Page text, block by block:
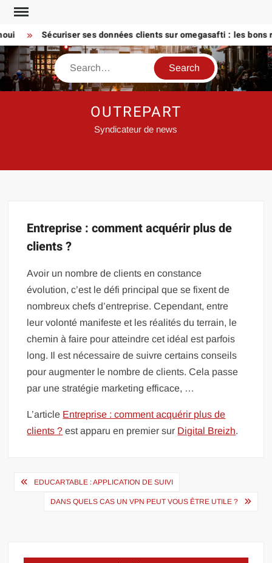
Skip
content
Sécuriser ses données clients sur omegasafti : les bons
Search
OUTREPART
Syndicateur de news
Entreprise : comment acquérir plus de
clients ?
Avoir un nombre de clients en constance
évolution, c’est le défi principal que se fixent de
nombreux chefs d’entreprise. Cependant, entre
leur volonté manifeste et les réalités du terrain, le
chemin à faire pour atteindre cet idéal est parfois
long. Il est nécessaire de suivre certains conseils
pour augmenter le nombre de clients. Cela passe
par une stratégie marketing efficace, …
L’article Entreprise : comment acquérir plus de
clients ? est apparu en premier sur Digital Breizh.
Navigation
EDUCARTABLE : APPLICATION DE SUIVI
DANS QUELS CAS UN VPN PEUT VOUS ÊTRE UTILE ?